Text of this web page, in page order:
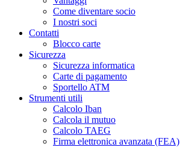
Come diventare socio
I nostri soci
Contatti
Blocco carte
Sicurezza
Sicurezza informatica
Carte di pagamento
Sportello ATM
Strumenti utili
Calcolo Iban
Calcola il mutuo
Calcolo TAEG
Firma elettronica avanzata (FEA)